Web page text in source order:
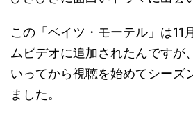
この「ベイツ・モーテル」は11
ムビデオに追加されたんですが
いってから視聴を始めてシーズ
ました。